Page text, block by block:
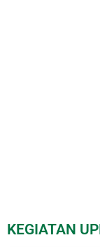
KEGIATAN